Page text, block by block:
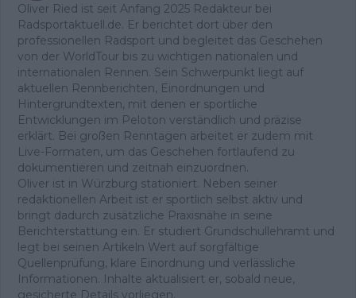
Oliver Ried ist seit Anfang 2025 Redakteur bei
Radsportaktuell.de. Er berichtet dort über den
professionellen Radsport und begleitet das Geschehen
von der WorldTour bis zu wichtigen nationalen und
internationalen Rennen. Sein Schwerpunkt liegt auf
aktuellen Rennberichten, Einordnungen und
Hintergrundtexten, mit denen er sportliche
Entwicklungen im Peloton verständlich und präzise
erklärt. Bei großen Renntagen arbeitet er zudem mit
Live-Formaten, um das Geschehen fortlaufend zu
dokumentieren und zeitnah einzuordnen.
Oliver ist in Würzburg stationiert. Neben seiner
redaktionellen Arbeit ist er sportlich selbst aktiv und
bringt dadurch zusätzliche Praxisnähe in seine
Berichterstattung ein. Er studiert Grundschullehramt und
legt bei seinen Artikeln Wert auf sorgfältige
Quellenprüfung, klare Einordnung und verlässliche
Informationen. Inhalte aktualisiert er, sobald neue,
gesicherte Details vorliegen.